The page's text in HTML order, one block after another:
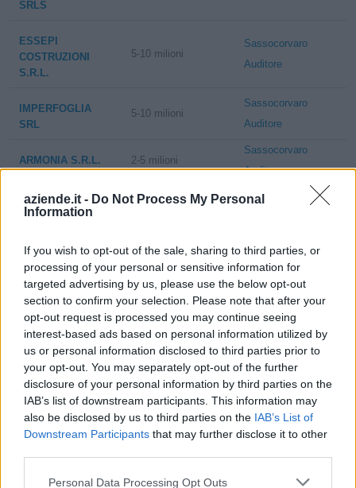
aziende.it - Do Not Process My Personal
Information
If you wish to opt-out of the sale, sharing to third parties, or
processing of your personal or sensitive information for
targeted advertising by us, please use the below opt-out
section to confirm your selection. Please note that after your
opt-out request is processed you may continue seeing
interest-based ads based on personal information utilized by
us or personal information disclosed to third parties prior to
your opt-out. You may separately opt-out of the further
disclosure of your personal information by third parties on the
IAB’s list of downstream participants. This information may
also be disclosed by us to third parties on the IAB’s List of
Downstream Participants that may further disclose it to other
Personal Data Processing Opt Outs
SRLS
ESSEPI
COSTRUZIONI
S.R.L.
5-10 milioni
Sassocorvaro
Auditore
IMPERFOGLIA
SRL
5-10 milioni
Sassocorvaro
Auditore
ARMONIA S.R.L. 2-5 milioni
Sassocorvaro
Auditore
SI.EM. ANTINE
SRL
2-5 milioni
Sassocorvaro
CERERE
SOCIETA'
CONSORTILE A
R.L.
2-5 milioni
Sassocorvaro
Auditore
SALTARELLI &
MIGIANI S.R.L.
1-2 milioni
Sassocorvaro
Auditore
I.P.D. ITAL POLE
DISTRIBUTION
S.R.L.
2-5 milioni
Sassocorvaro
Auditore
ANODICA S.R.L. 0-1 milioni